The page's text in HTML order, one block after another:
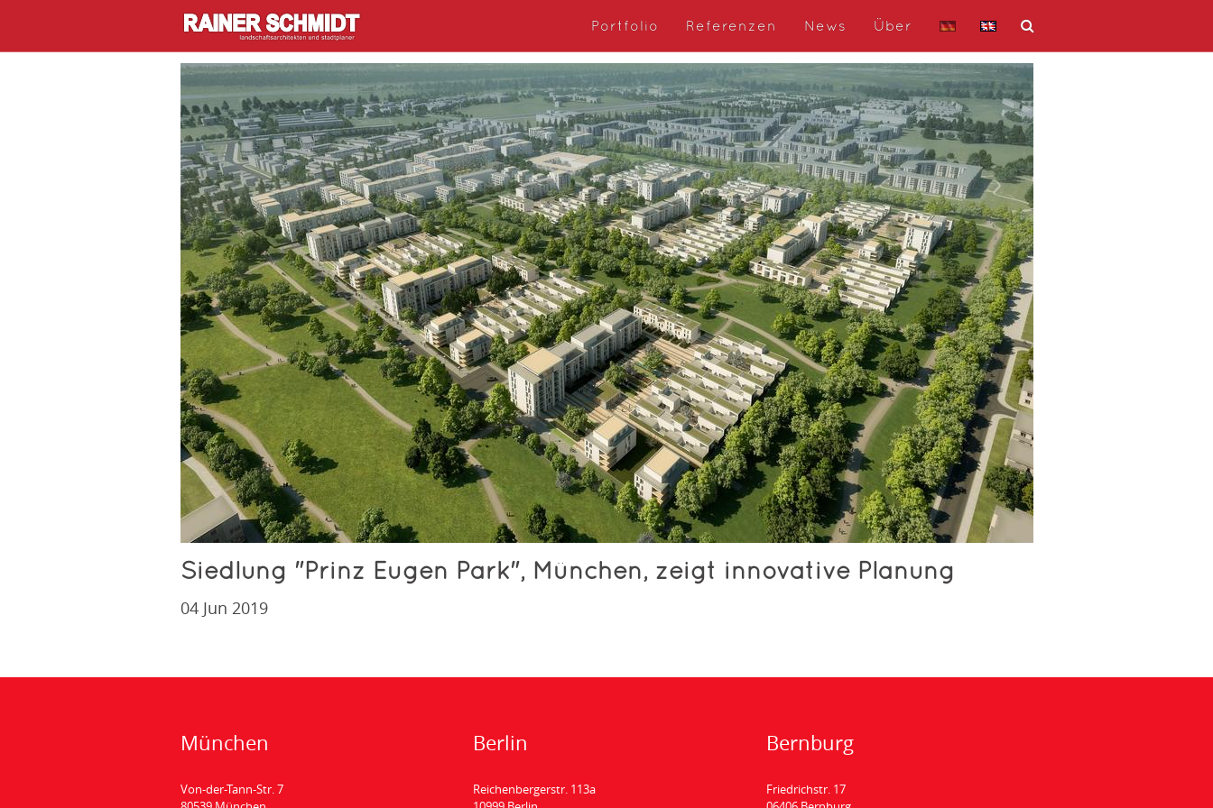
Portfolio Referenzen News Über
Siedlung "Prinz Eugen Park", München, zeigt innovative Planung
04 Jun 2019
München
Von-der-Tann-Str. 7
Berlin
Reichenbergerstr. 113a
Bernburg
Friedrichstr. 17